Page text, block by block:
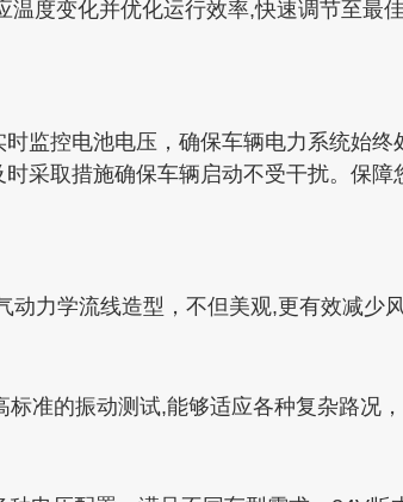
温度变化并优化运行效率,快速调节至
监控电池电压，确保车辆电力系统始
采取措施确保车辆启动不受干扰。保
力学流线造型，不但美观,更有效减少
准的振动测试,能够适应各种复杂路况